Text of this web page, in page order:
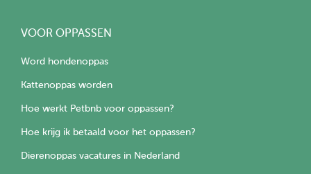
VOOR OPPASSEN
Word hondenoppas
Kattenoppas worden
Hoe werkt Petbnb voor oppassen?
Hoe krijg ik betaald voor het oppassen?
Dierenoppas vacatures in Nederland